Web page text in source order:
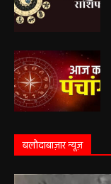
बलौदाबाज़ार न्यूज़